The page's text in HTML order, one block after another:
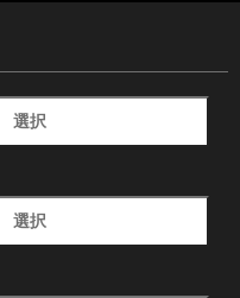
選択
選択